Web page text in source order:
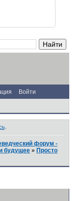
Войти
.
форум -
будущее » Просто